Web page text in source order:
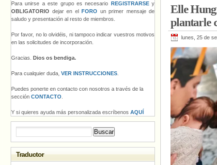
Elle
plantarle
lunes, 25 de
Para unirse a este grupo es necesario REGISTRARSEy
OBLIGATORIO dejar en el FORO un primer mensaje de
saludo y presentación al resto de miembros.
Por favor, no lo olvidéis, ni tampoco indicar vuestros motivos
en las solicitudes de incorporación.
Gracias. Dios os bendiga.
Para cualquier duda, VER INSTRUCCIONES
Puedes ponerte en contacto con nosotros a través de la
sección CONTACTO
Y si quieres ayuda más personalizada escríbenos AQUÍ
Traductor